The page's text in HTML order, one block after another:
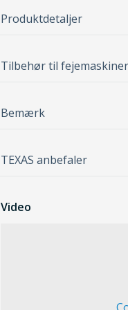
Produktdetaljer
Tilbehør til fejemaskiner
Bemærk
TEXAS anbefaler
Video